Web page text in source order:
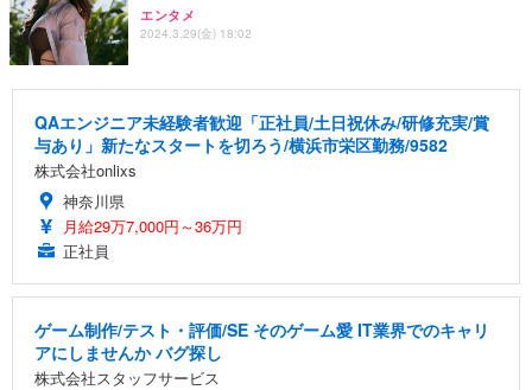
エンタメ
2024.3.29(金) 18:02
QAエンジニア未経験者歓迎「正社員/土日祝休み/研修充実/賞
与あり」新たなスタートを切ろう/横浜市栄区勤務/9582
株式会社onlixs
神奈川県
月給29万7,000円～36万円
正社員
ゲーム制作/テスト・評価/SE そのゲーム愛 IT業界でのキャリ
アにしませんか バグ探し
株式会社スタッフサービス